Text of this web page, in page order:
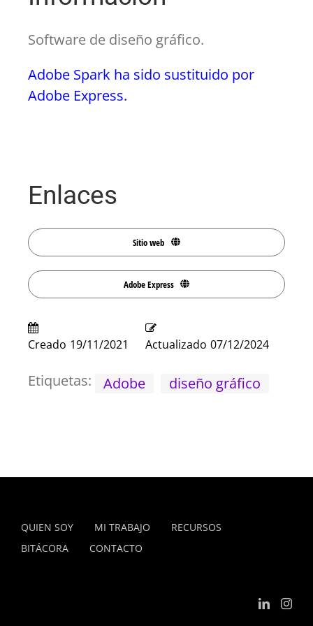
Software de diseño gráfico.
Adobe Spark ha sido sustituido por
Adobe Express.
Enlaces
Sitio web
Adobe Express
Creado 19/11/2021 Actualizado 07/12/2024
Etiquetas: Adobe diseño gráfico
QUIEN SOY MI TRABAJO
RECURSOS
BITÁCORA
CONTACTO